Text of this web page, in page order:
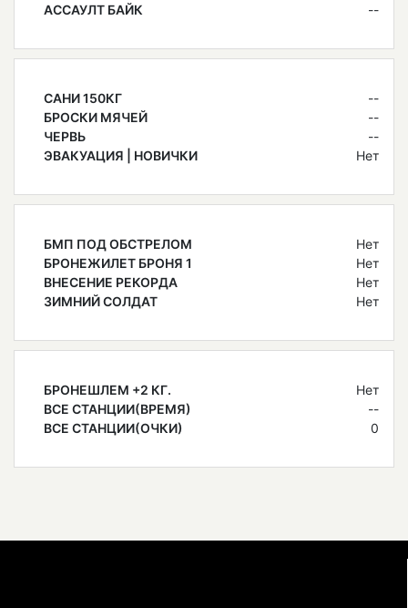
АССАУЛТ БАЙК
--
САНИ 150КГ
--
БРОСКИ МЯЧЕЙ
--
ЧЕРВЬ
--
ЭВАКУАЦИЯ | НОВИЧКИ
Нет
БМП ПОД ОБСТРЕЛОМ
Нет
БРОНЕЖИЛЕТ БРОНЯ 1
Нет
ВНЕСЕНИЕ РЕКОРДА
Нет
ЗИМНИЙ СОЛДАТ
Нет
БРОНЕШЛЕМ +2 КГ.
Нет
ВСЕ СТАНЦИИ(ВРЕМЯ)
--
ВСЕ СТАНЦИИ(ОЧКИ)
0